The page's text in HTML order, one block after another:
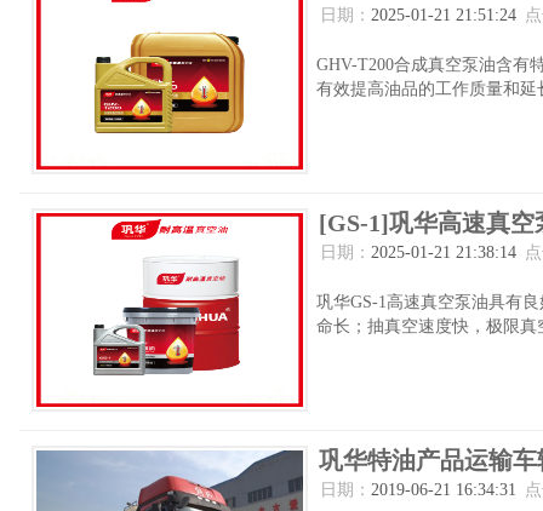
日期： 2025-01-21 21:51:24
GHV-T200合成真空泵油含有
有效提高油品的工作质量和
[GS-1]巩华高速真
日期： 2025-01-21 21:38:14
巩华GS-1高速真空泵油具有
命长；抽真空速度快，极限
巩华特油产品运输车
日期： 2019-06-21 16:34:31